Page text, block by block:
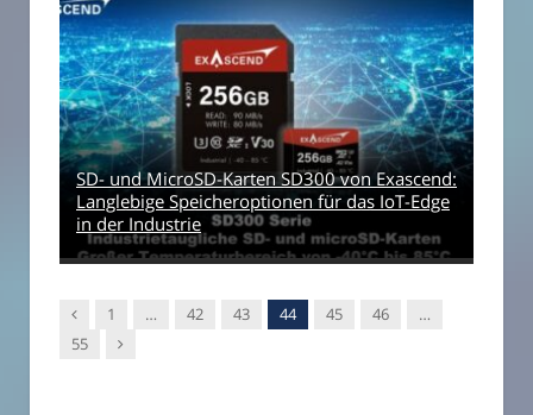
SD- und MicroSD-Karten SD300 von Exascend:
Langlebige Speicheroptionen für das IoT-Edge
in der Industrie
Vorgänger
1 … 42 43 44 45 46
…
55
Nachfolger